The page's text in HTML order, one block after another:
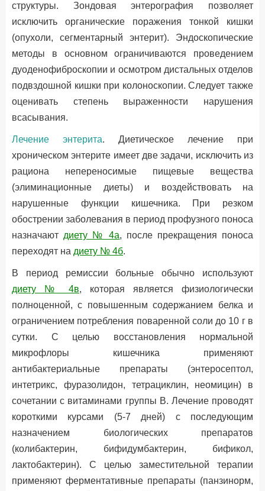
структуры. Зондовая энтерография позволяет
исключить органические поражения тонкой кишки
(опухоли, сегментарный энтерит). Эндоскопические
методы в основном ограничиваются проведением
дуоденофиброскопии и осмотром дистальных отделов
подвздошной кишки при колоноскопии. Следует также
оценивать степень выраженности нарушения
всасывания.
Лечение энтерита. Диетическое лечение при
хроническом энтерите имеет две задачи, исключить из
рациона непереносимые пищевые вещества
(элиминационные диеты) и воздействовать на
нарушенные функции кишечника. При резком
обострении заболевания в период профузного поноса
назначают диету № 4а, после прекращения поноса
переходят на диету № 4б.
В период ремиссии больные обычно используют
диету № 4в, которая является физиологически
полноценной, с повышенным содержанием белка и
ограничением потребления поваренной соли до 10 г в
сутки. С целью восстановления нормальной
микрофлоры кишечника применяют
антибактериальные препараты (энтеросептол,
интетрикс, фуразолидон, тетрациклин, неомицин) в
сочетании с витаминами группы В. Лечение проводят
короткими курсами (5-7 дней) с последующим
назначением биологических препаратов
(колибактерин, бифидумбактерин, бификол,
лактобактерин). С целью заместительной терапии
применяют ферментативные препараты (панзинорм,